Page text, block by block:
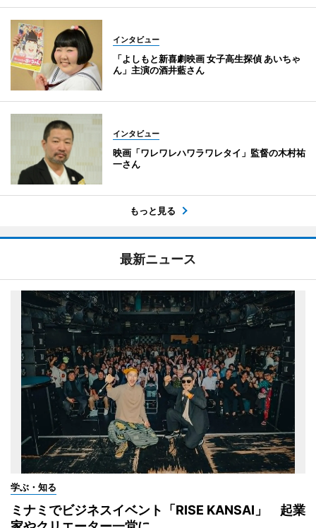
インタビュー
「よしもと新喜劇映画 女子高生探偵 あいちゃ
ん」主演の酒井藍さん
インタビュー
映画「ワレワレハワラワレタイ」監督の木村祐
一さん
もっと見る
最新ニュース
学ぶ・知る
ミナミでビジネスイベント「RISE KANSAI」 起業